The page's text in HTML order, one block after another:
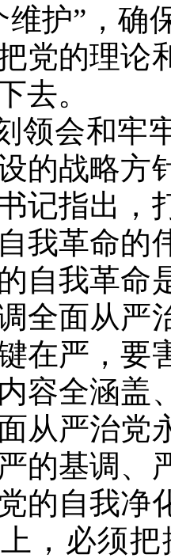
维护”，确
把党的理
去。
领会和牢
的战略方
记指出，
我革命的
自我革命
全面从严
在严，要
容全涵盖
从严治党
的基调、
的自我净
，必须